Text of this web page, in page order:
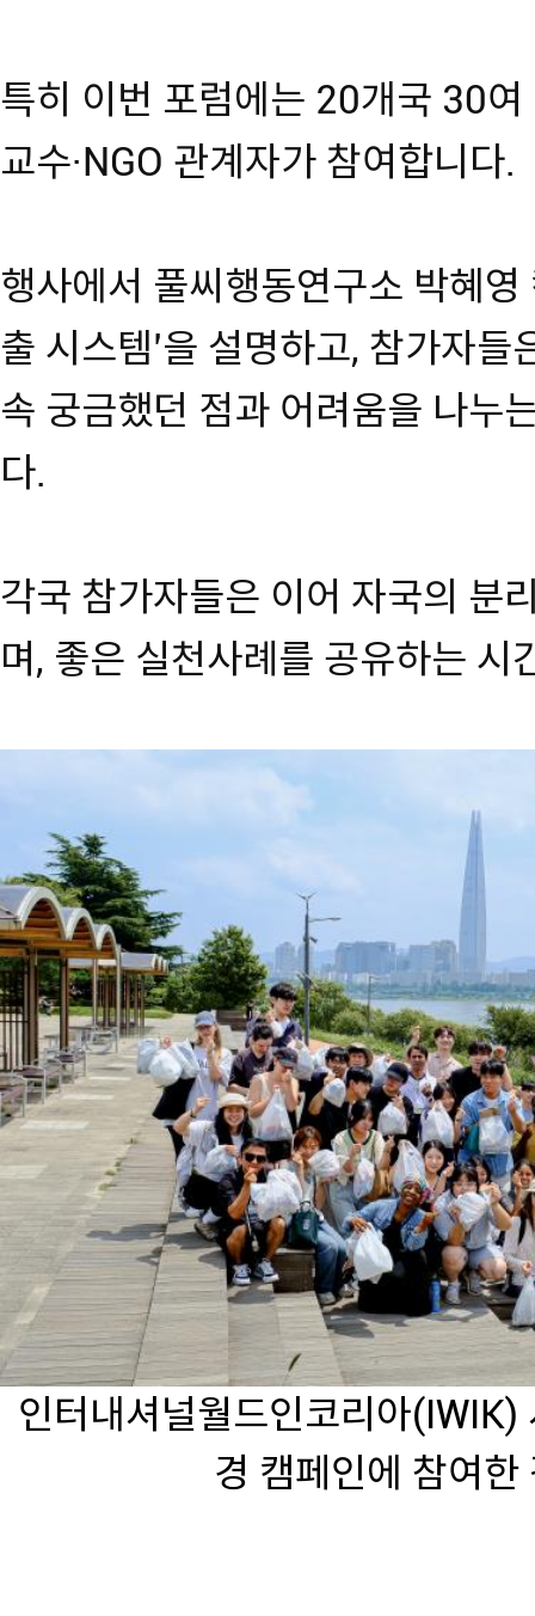
특히 이번 포럼에는 20개국 30여
교수·NGO 관계자가 참여합니다.
행사에서 풀씨행동연구소 박혜영
출 시스템’을 설명하고, 참가자
속 궁금했던 점과 어려움을 나누
다.
각국 참가자들은 이어 자국의 분
며, 좋은 실천사례를 공유하는 시
인터내셔널월드인코리아(IWIK)
경 캠페인에 참여한